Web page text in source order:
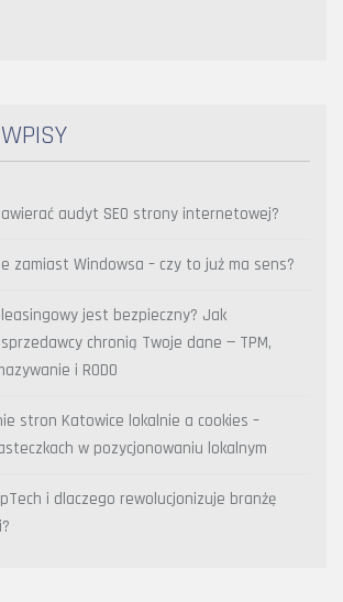
audyt SEO strony internetowej?
zamiast Windowsa – czy to już ma sens?
jest bezpieczny? Jak
chronią Twoje dane — TPM,
i RODO
stron Katowice lokalnie a cookies –
w pozycjonowaniu lokalnym
i dlaczego rewolucjonizuje branżę